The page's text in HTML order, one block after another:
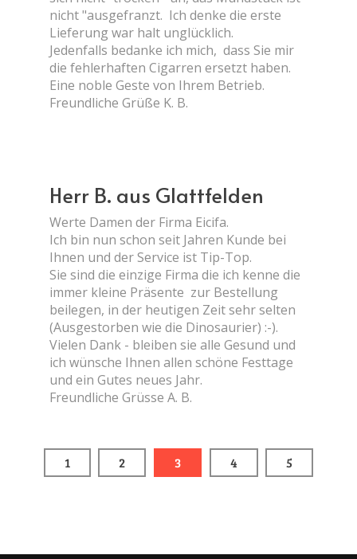
nicht "ausgefranzt. Ich denke die erste
Lieferung war halt unglücklich.
Jedenfalls bedanke ich mich, dass Sie mir
die fehlerhaften Cigarren ersetzt haben.
Eine noble Geste von Ihrem Betrieb.
Freundliche Grüße K. B.
Herr B. aus Glattfelden
Werte Damen der Firma Eicifa.
Ich bin nun schon seit Jahren Kunde bei
Ihnen und der Service ist Tip-Top.
Sie sind die einzige Firma die ich kenne die
immer kleine Präsente zur Bestellung
beilegen, in der heutigen Zeit sehr selten
(Ausgestorben wie die Dinosaurier) :-).
Vielen Dank - bleiben sie alle Gesund und
ich wünsche Ihnen allen schöne Festtage
und ein Gutes neues Jahr.
Freundliche Grüsse A. B.
1 2 3 4 5